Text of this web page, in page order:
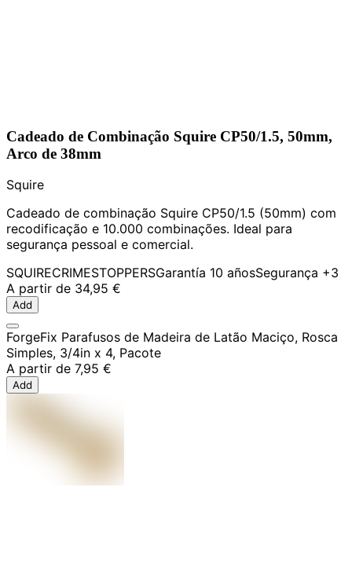
Cadeado de Combinação Squire CP50/1.5, 50mm,
Arco de 38mm
Squire
Cadeado de combinação Squire CP50/1.5 (50mm) com
recodificação e 10.000 combinações. Ideal para
segurança pessoal e comercial.
SQUIRECRIMESTOPPERSGarantía 10 añosSegurança +3
A partir de 34,95 €
Add
ForgeFix Parafusos de Madeira de Latão Maciço, Rosca
Simples, 3/4in x 4, Pacote
A partir de 7,95 €
Add